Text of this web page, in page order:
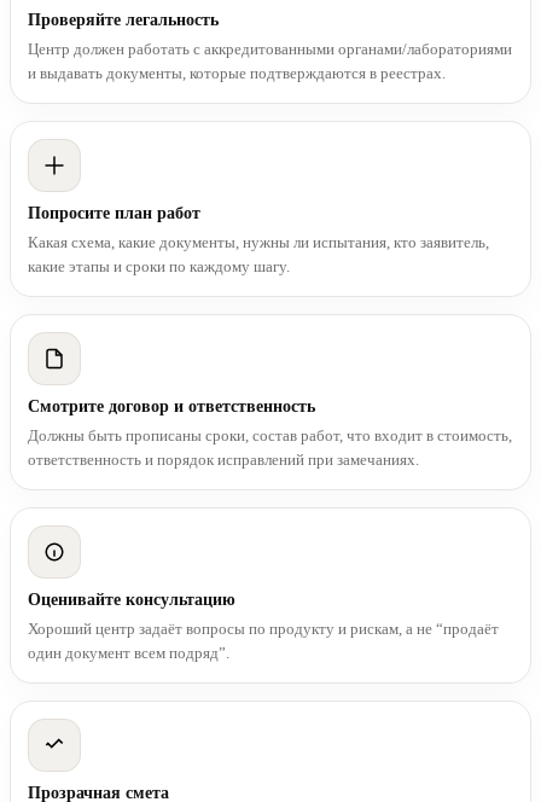
Проверяйте легальность
Центр должен работать с аккредитованными органами/лабораториями
и выдавать документы, которые подтверждаются в реестрах.
Попросите план работ
Какая схема, какие документы, нужны ли испытания, кто заявитель,
какие этапы и сроки по каждому шагу.
Смотрите договор и ответственность
Должны быть прописаны сроки, состав работ, что входит в стоимость,
ответственность и порядок исправлений при замечаниях.
Оценивайте консультацию
Хороший центр задаёт вопросы по продукту и рискам, а не “продаёт
один документ всем подряд”.
Прозрачная смета